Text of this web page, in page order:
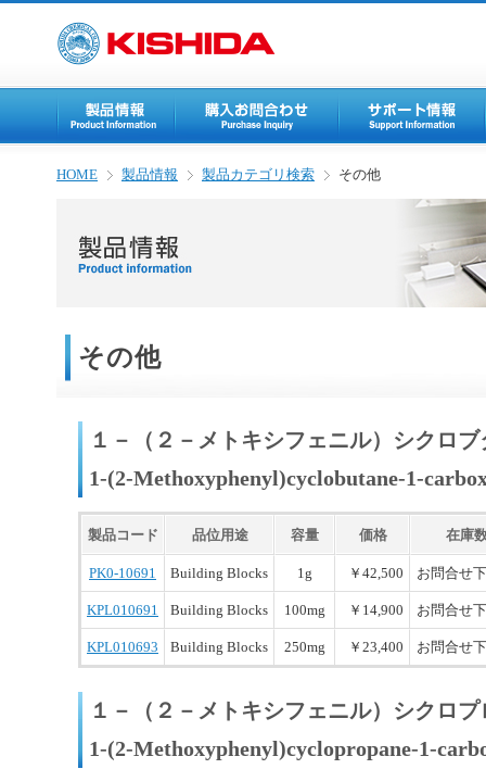
HOME 製品情報 製品カテゴリ検索 その他
その他
１－（２－メトキシフェニル）シクロ
1-(2-Methoxyphenyl)cyclobutane-1-
製品コード 品位用途 容量 価格 在庫
PK0-10691 Building Blocks 1g ￥42,500 お問合せ
KPL010691 Building Blocks 100mg ￥14,900 お問合せ
KPL010693 Building Blocks 250mg ￥23,400 お問合せ
１－（２－メトキシフェニル）シクロ
1-(2-Methoxyphenyl)cyclopropane-1-